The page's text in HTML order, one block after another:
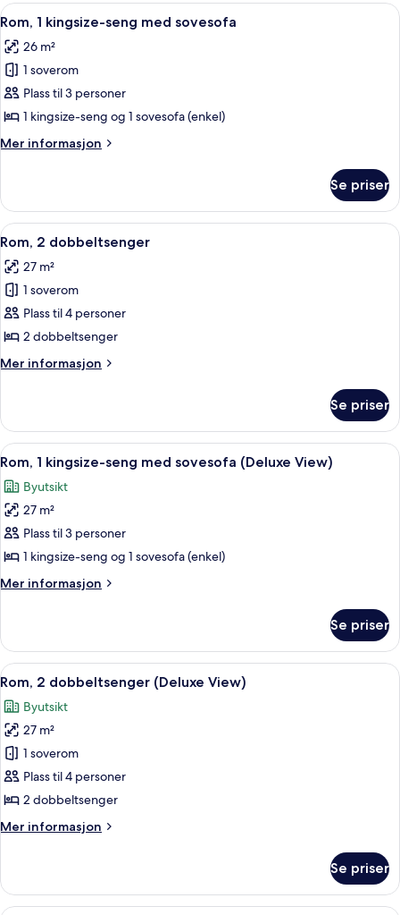
Åpne
alle
bildene
av
Rom,
1
kingsize-
seng
sovesofa
Rom, 1 kingsize-seng med sovesofa
4
Rom, 1 kingsize-seng med sovesofa
26 m²
1 soverom
Plass til 3 personer
1 kingsize-seng og 1 sovesofa (enkel)
Mer informasjon
Mer
1
kingsize-
seng
sovesofa
Se priser
Åpne
alle
bildene
av
Rom,
2
dobbeltsenger
Sengetøy av topp kvalitet, dundyner
4
Rom, 2 dobbeltsenger
27 m²
1 soverom
Plass til 4 personer
2 dobbeltsenger
Mer informasjon
Mer
2
dobbeltsenger
Se priser
Åpne
alle
bildene
av
Rom,
1
kingsize-
seng
sovesofa
(Deluxe
View)
Rom, 1 kingsize-seng med sovesofa
5
Rom, 1 kingsize-seng med sovesofa (Deluxe View)
Byutsikt
27 m²
Plass til 3 personer
1 kingsize-seng og 1 sovesofa (enkel)
Mer informasjon
Mer
1
kingsize-
seng
sovesofa
(Deluxe
View)
Se priser
Åpne
alle
bildene
av
Rom,
2
dobbeltsenger
View)
Sengetøy av topp kvalitet, dundyner
5
Rom, 2 dobbeltsenger (Deluxe View)
Byutsikt
27 m²
1 soverom
Plass til 4 personer
2 dobbeltsenger
Mer informasjon
Mer
2
dobbeltsenger
Se priser